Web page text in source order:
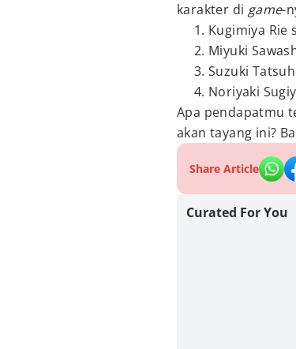
karakter di game-
Kugimiya Rie
Miyuki
Suzuki
Noriyaki
Apa pendapatmu
akan tayang ini?
Share Article
Curated For You